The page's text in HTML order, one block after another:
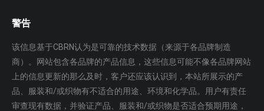
警告
该信息基于CBRN认为是可靠的技术数据（来源于各品牌制造
商）。网站包含各品牌的产品信息，这些信息可能不像各品牌网站
上的信息更新的那么及时，客户还应该认识到，本站所展示的产
品、服装和/或织物有不适合的用途、环境和化学品。用户有责任
审查现有数据，并验证产品、服装和/或织物是否适合预期用途，